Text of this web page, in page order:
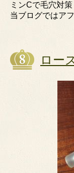
ミンCで毛穴対
当ブログではア
ロー